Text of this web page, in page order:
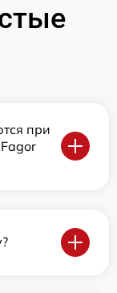
при